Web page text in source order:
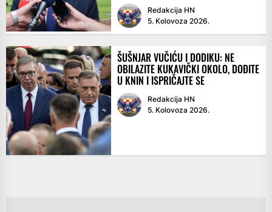
Redakcija HN
5. Kolovoza 2026.
ŠUŠNJAR VUČIĆU I DODIKU: NE
OBILAZITE KUKAVIČKI OKOLO, DOĐITE
U KNIN I ISPRIČAJTE SE
Redakcija HN
5. Kolovoza 2026.